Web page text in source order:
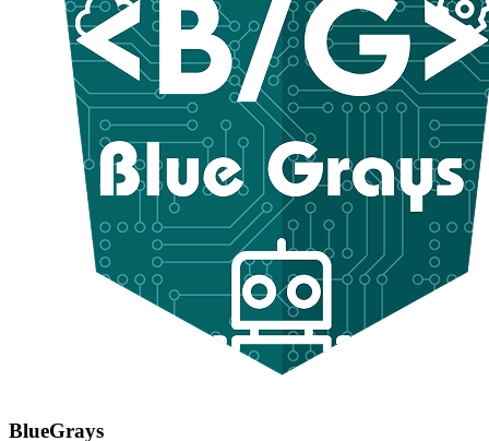
BlueGrays